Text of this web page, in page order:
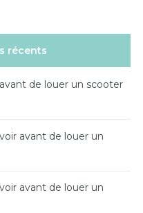
récents
de louer un scooter
avant de louer un
avant de louer un